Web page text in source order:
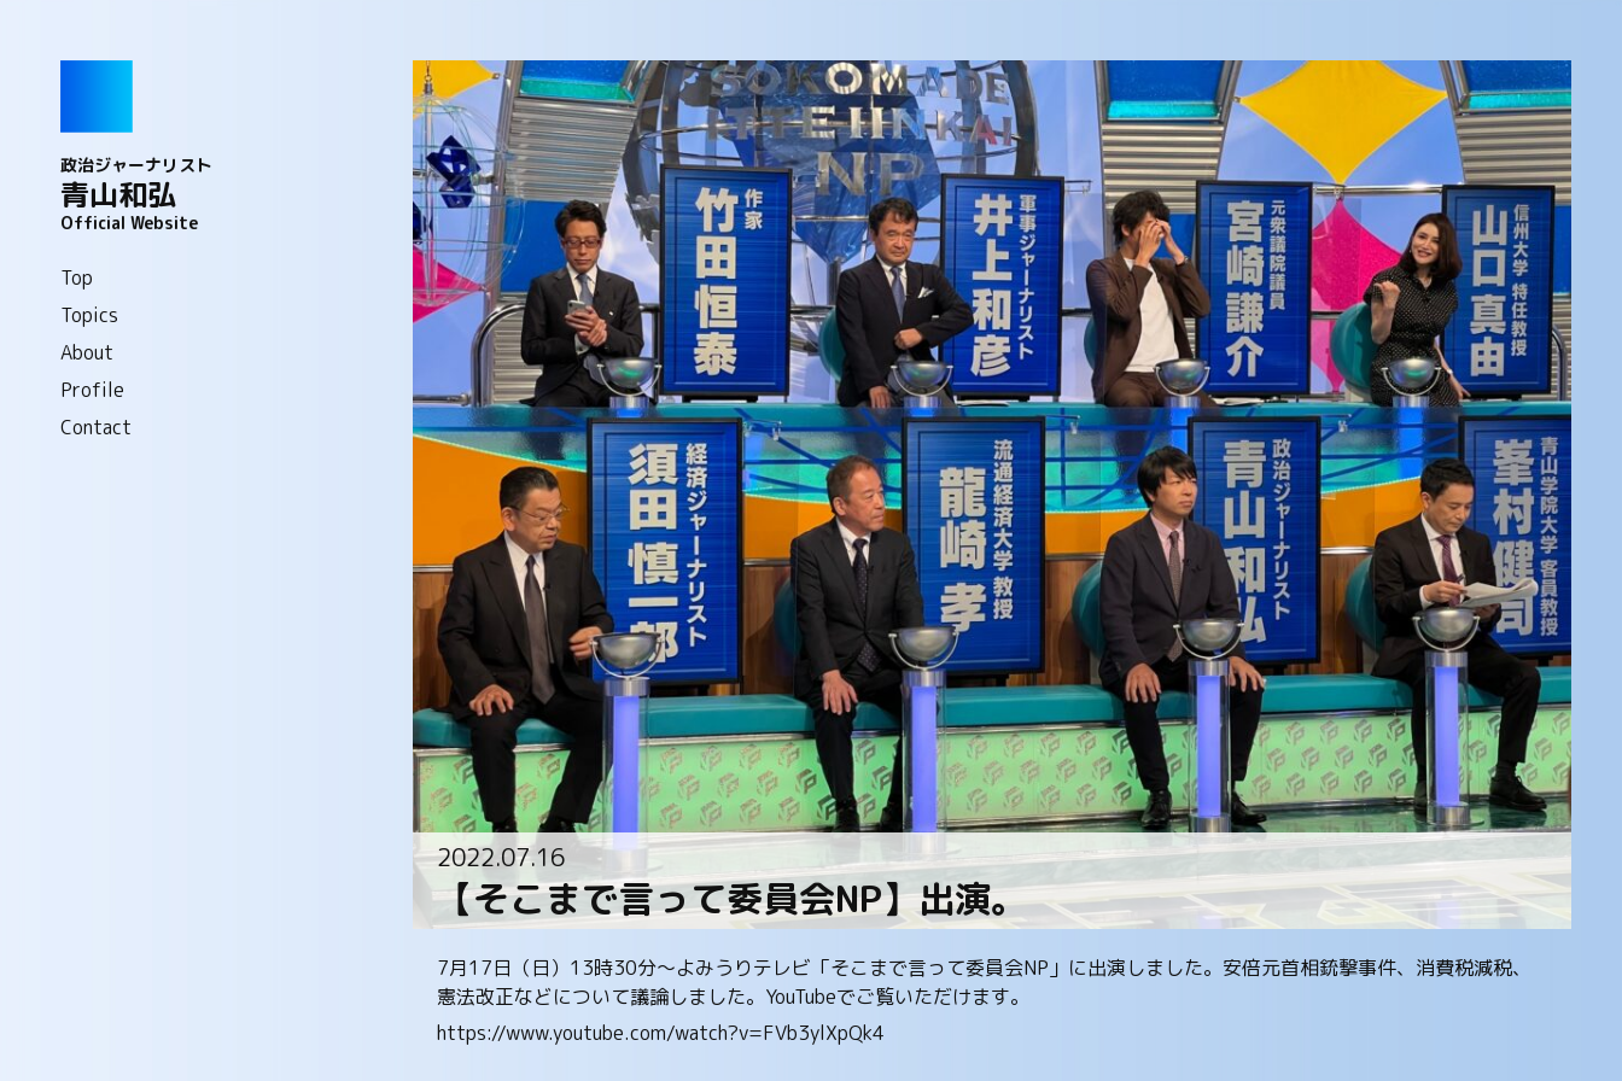
政治ジャーナリスト
青山和弘
Official Website
Top
Topics
About
Profile
Contact
2022.07.16
【そこまで言って委員会NP】出演。
7月17日（日）13時30分～よみうりテレビ「そこまで言って委員会NP」に出演しました。安倍元首相銃撃事件、消費税減税、
憲法改正などについて議論しました。YouTubeでご覧いただけます。
https://www.youtube.com/watch?v=FVb3ylXpQk4